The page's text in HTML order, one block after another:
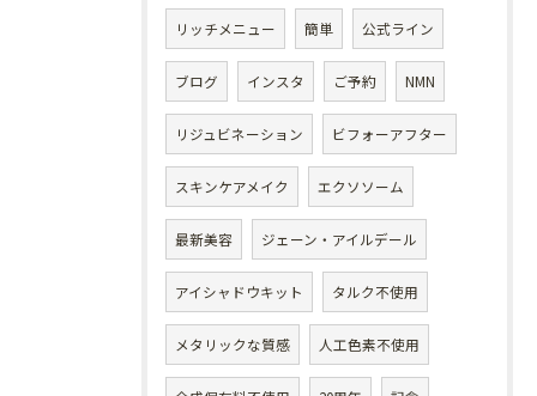
リッチメニュー 簡単 公式ライン
ブログ インスタ ご予約 NMN
リジュビネーション ビフォーアフター
スキンケアメイク エクソソーム
最新美容 ジェーン・アイルデール
アイシャドウキット タルク不使用
メタリックな質感 人工色素不使用